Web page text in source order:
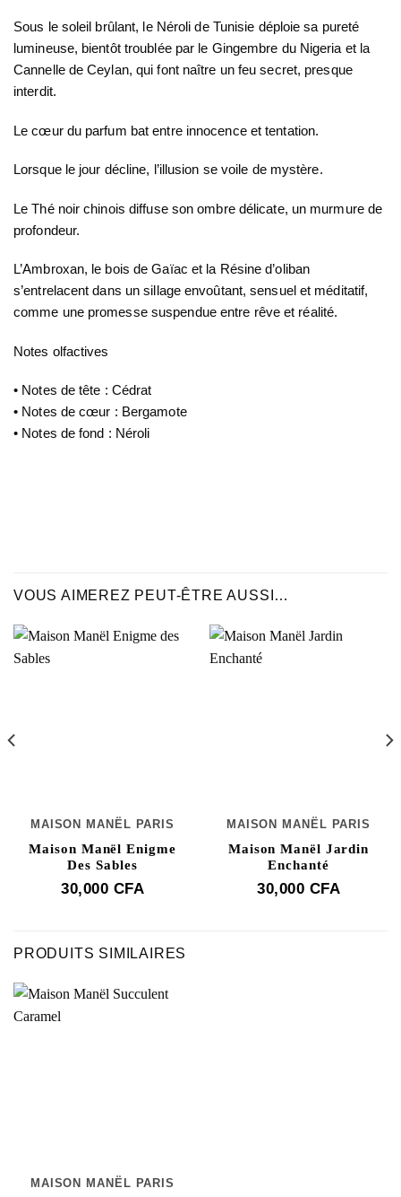
Sous le soleil brûlant, le Néroli de Tunisie déploie sa pureté
lumineuse, bientôt troublée par le Gingembre du Nigeria et la
Cannelle de Ceylan, qui font naître un feu secret, presque
interdit.
Le cœur du parfum bat entre innocence et tentation.
Lorsque le jour décline, l’illusion se voile de mystère.
Le Thé noir chinois diffuse son ombre délicate, un murmure de
profondeur.
L’Ambroxan, le bois de Gaïac et la Résine d’oliban
s’entrelacent dans un sillage envoûtant, sensuel et méditatif,
comme une promesse suspendue entre rêve et réalité.
Notes olfactives
• Notes de tête : Cédrat
• Notes de cœur : Bergamote
• Notes de fond : Néroli
VOUS AIMEREZ PEUT-ÊTRE AUSSI…
MAISON MANËL PARIS
Maison Manël Enigme
Des Sables
30,000 CFA
MAISON MANËL PARIS
Maison Manël Jardin
Enchanté
30,000 CFA
PRODUITS SIMILAIRES
MAISON MANËL PARIS